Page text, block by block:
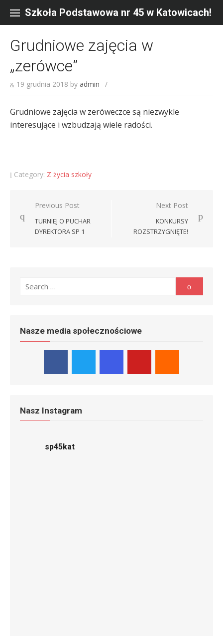
content
Szkoła Podstawowa nr 45 w Katowicach!
Grudniowe zajęcia w
„zerówce”
19 grudnia 2018 by admin /
Grudniowe zajęcia w zeróweczce są niezwykle
interesujące i wzbudzają wiele radości.
Category: Z życia szkoły
Nawigacja
wpisu
Previous Post
TURNIEJ O PUCHAR
DYREKTORA SP 1
Next Post
KONKURSY
ROZSTRZYGNIĘTE!
for:
Nasze media społecznościowe
Nasz Instagram
sp45kat